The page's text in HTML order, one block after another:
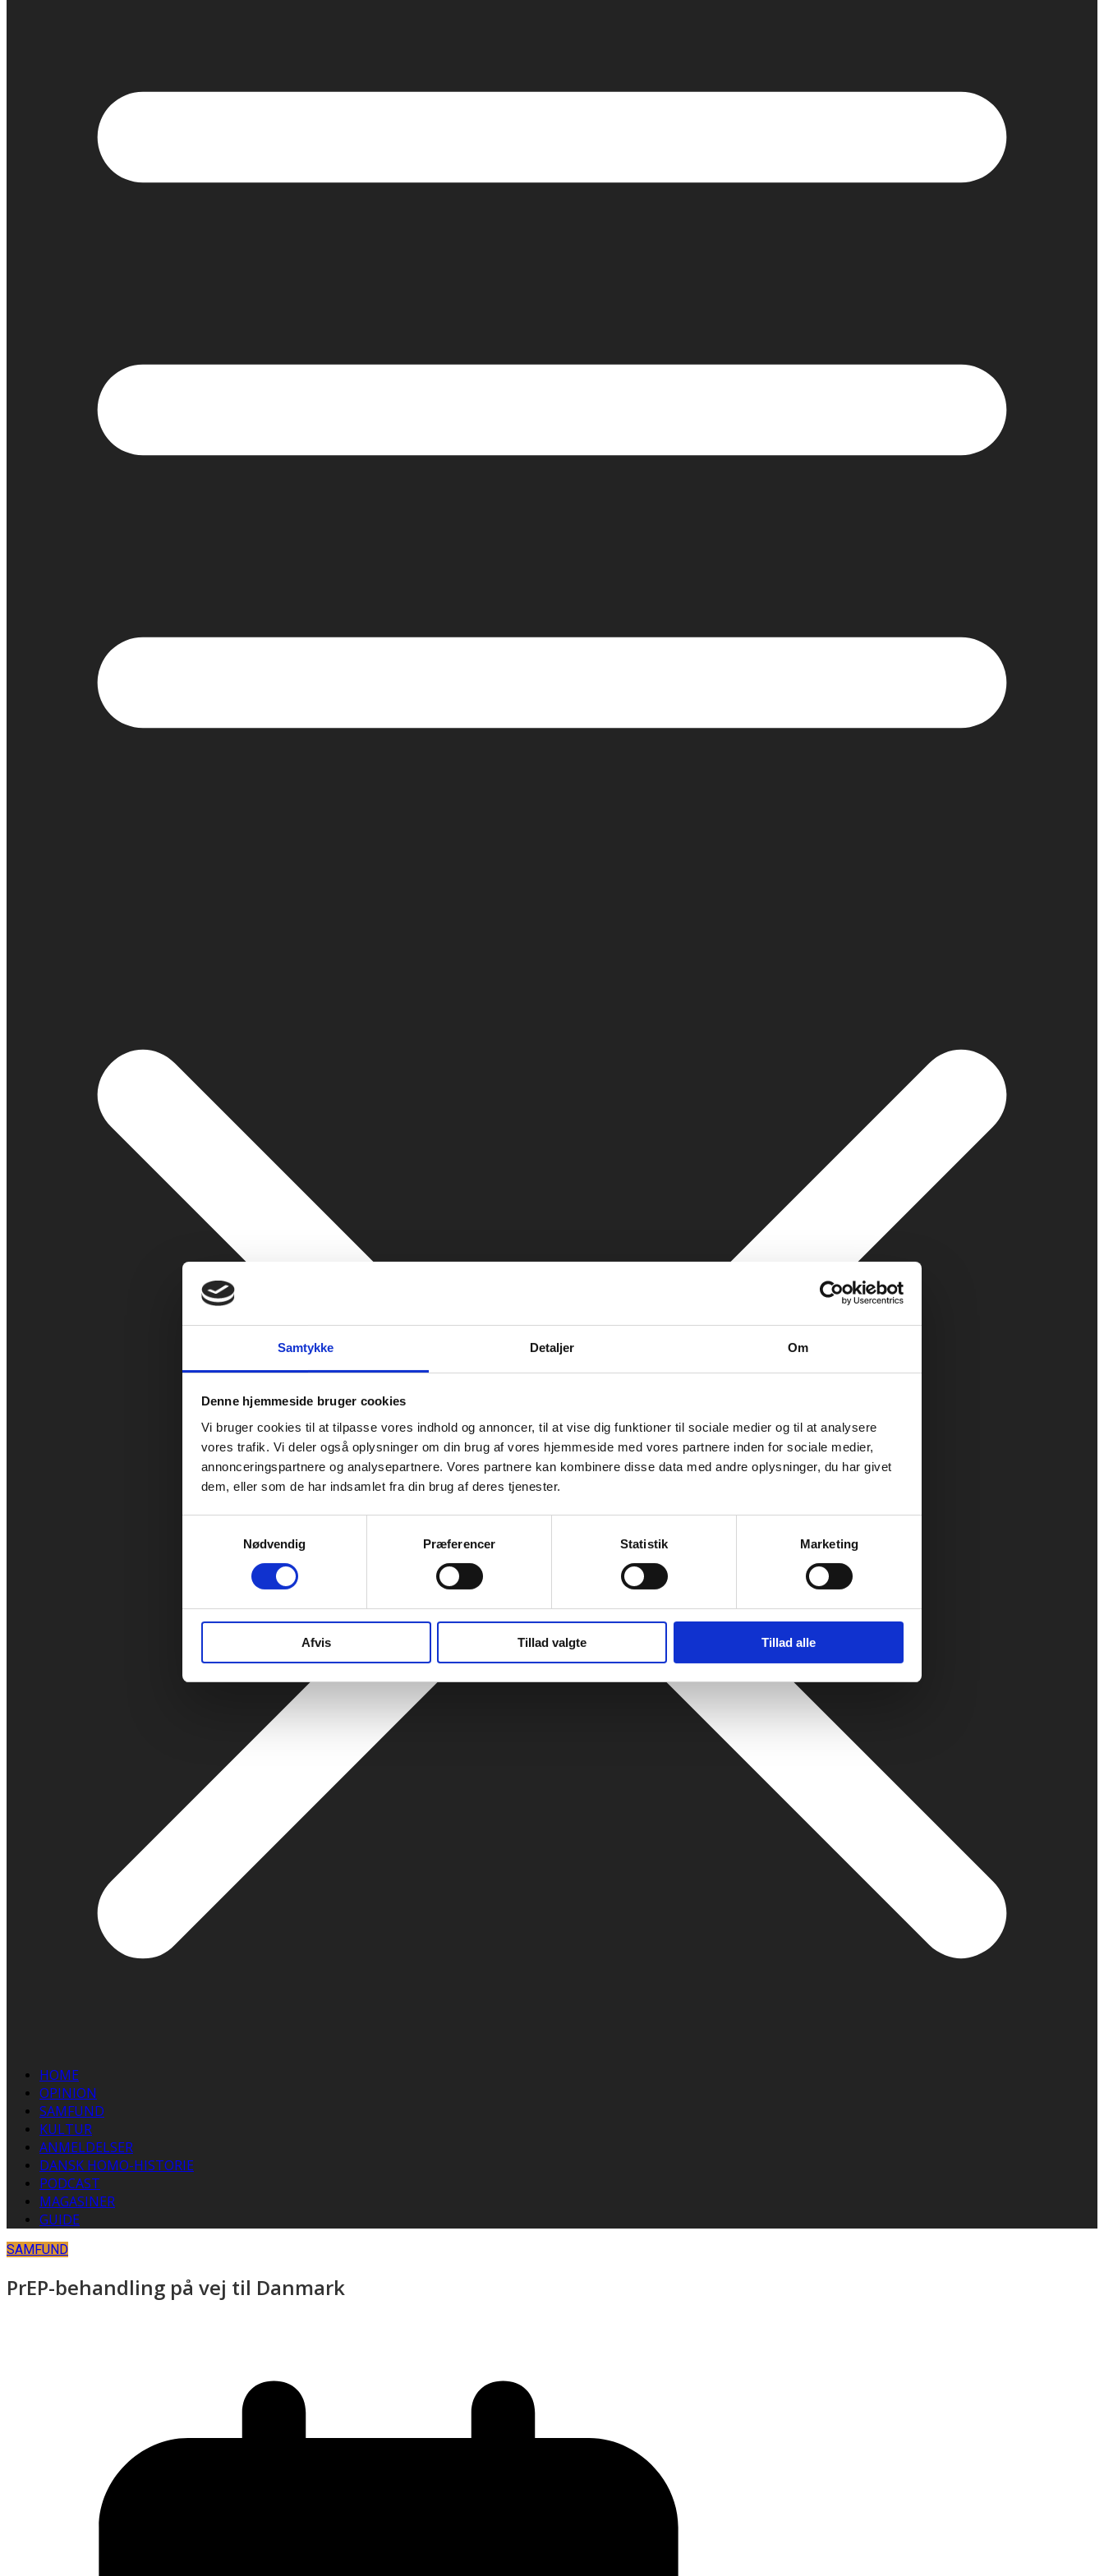
Samtykke Detaljer Om
Denne hjemmeside bruger cookies
Vi bruger cookies til at tilpasse vores indhold og annoncer, til at vise dig funktioner til sociale medier og til at analysere
vores trafik. Vi deler også oplysninger om din brug af vores hjemmeside med vores partnere inden for sociale medier,
annonceringspartnere og analysepartnere. Vores partnere kan kombinere disse data med andre oplysninger, du har givet
dem, eller som de har indsamlet fra din brug af deres tjenester.
Nødvendig
Præferencer Statistik Marketing
Afvis Tillad valgte Tillad alle
HOME
OPINION
SAMFUND
KULTUR
ANMELDELSER
DANSK HOMO-HISTORIE
PODCAST
MAGASINER
GUIDE
SAMFUND
PrEP-behandling på vej til Danmark